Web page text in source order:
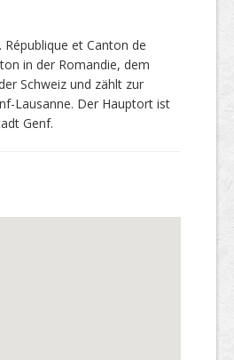
et Canton de
in der Romandie, dem
Schweiz und zählt zur
Lausanne. Der Hauptort ist
Genf.